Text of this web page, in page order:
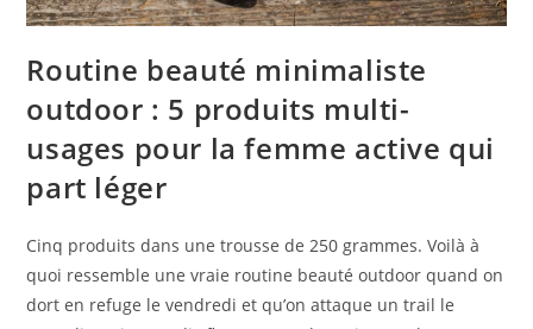
Routine beauté minimaliste
outdoor : 5 produits multi-
usages pour la femme active qui
part léger
Cinq produits dans une trousse de 250 grammes. Voilà à
quoi ressemble une vraie routine beauté outdoor quand on
dort en refuge le vendredi et qu’on attaque un trail le